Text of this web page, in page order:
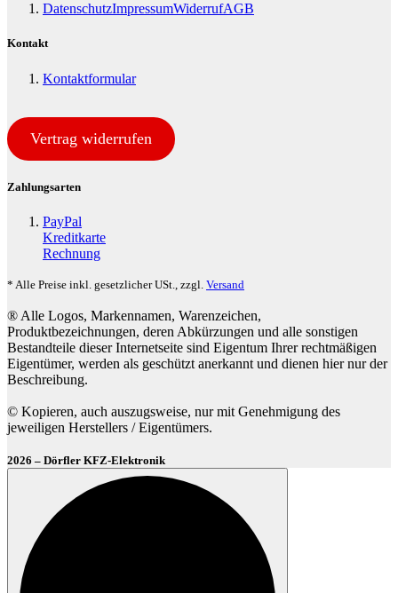
DatenschutzImpressumWiderrufAGB
Kontakt
Kontaktformular
Vertrag widerrufen
Zahlungsarten
PayPal
Kreditkarte
Rechnung
* Alle Preise inkl. gesetzlicher USt., zzgl. Versand
® Alle Logos, Markennamen, Warenzeichen,
Produktbezeichnungen, deren Abkürzungen und alle sonstigen
Bestandteile dieser Internetseite sind Eigentum Ihrer rechtmäßigen
Eigentümer, werden als geschützt anerkannt und dienen hier nur der
Beschreibung.
© Kopieren, auch auszugsweise, nur mit Genehmigung des
jeweiligen Herstellers / Eigentümers.
2026 – Dörfler KFZ-Elektronik